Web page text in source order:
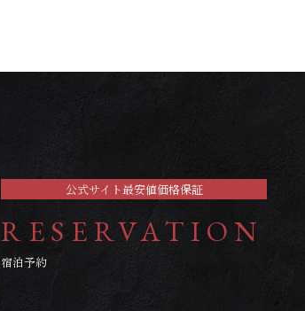
宿泊予約
RESERVATION
公式サイト最安値価格保証